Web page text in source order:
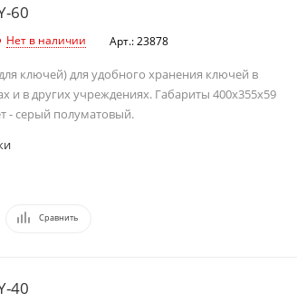
60
Нет в наличии Арт.: 23878
ключей) для удобного хранения ключей в
и в других учреждениях. Габариты 400х355х59
- серый полуматовый.
Сравнить
40